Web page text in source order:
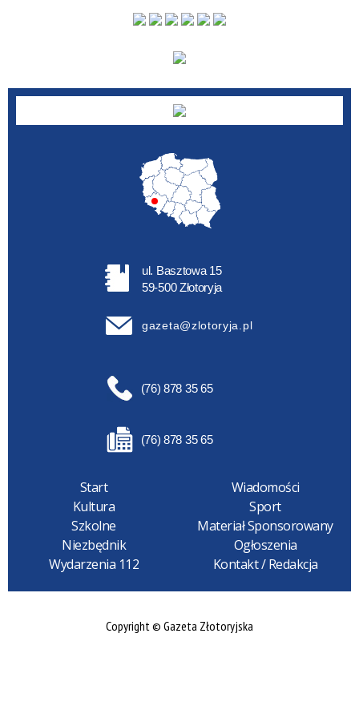
ul. Basztowa 15
59-500 Złotoryja
gazeta@zlotoryja.pl
(76) 878 35 65
(76) 878 35 65
Start
Wiadomości
Kultura
Sport
Szkolne
Materiał Sponsorowany
Niezbędnik
Ogłoszenia
Wydarzenia 112
Kontakt / Redakcja
Copyright © Gazeta Złotoryjska